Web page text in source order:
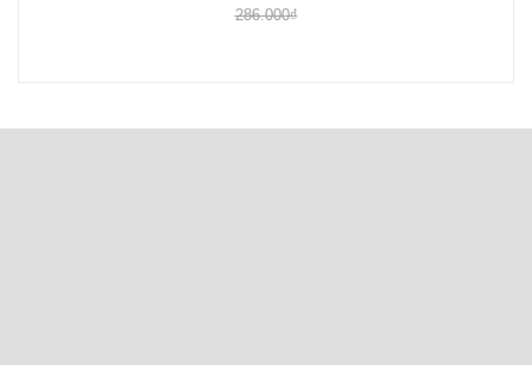
286.000₫